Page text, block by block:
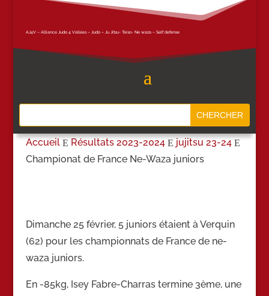
AJ4V – Alliance Judo 4 Vallées – Judo – Ju Jitsu- Taiso- Ne waza – Self defense
Accueil E Résultats 2023-2024 E jujitsu 23-24 E
Championat de France Ne-Waza juniors
Dimanche 25 février, 5 juniors étaient à Verquin
(62) pour les championnats de France de ne-
waza juniors.
En -85kg, Isey Fabre-Charras termine 3ème, une